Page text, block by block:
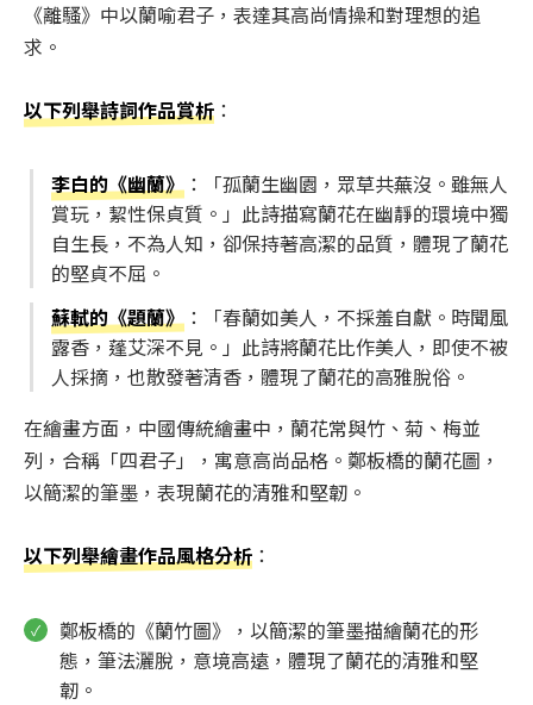
《離騷》中以蘭喻君子，表達其高尚情操和對理想的追
求。
以下列舉詩詞作品賞析 ：
李白的《幽蘭》 ：「孤蘭生幽園，眾草共蕪沒。雖無人
賞玩，絜性保貞質。」此詩描寫蘭花在幽靜的環境中獨
自生長，不為人知，卻保持著高潔的品質，體現了蘭花
的堅貞不屈。
蘇軾的《題蘭》 ：「春蘭如美人，不採羞自獻。時聞風
露香，蓬艾深不見。」此詩將蘭花比作美人，即使不被
人採摘，也散發著清香，體現了蘭花的高雅脫俗。
在繪畫方面，中國傳統繪畫中，蘭花常與竹、菊、梅並
列，合稱「四君子」，寓意高尚品格。鄭板橋的蘭花圖，
以簡潔的筆墨，表現蘭花的清雅和堅韌。
以下列舉繪畫作品風格分析 ：
鄭板橋的《蘭竹圖》，以簡潔的筆墨描繪蘭花的形
態，筆法灑脫，意境高遠，體現了蘭花的清雅和堅
韌。